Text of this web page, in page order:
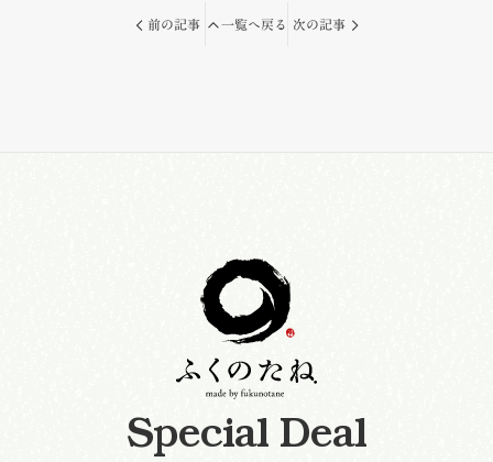
次の記事
前の記事 一覧へ戻る
Special Deal